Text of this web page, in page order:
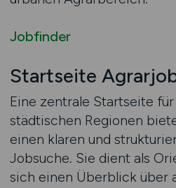
Jobfinder
Startseite
Eine zentrale Startseite
städtischen Regionen
einen klaren und
Jobsuche. Sie dient als
sich einen Überblick über